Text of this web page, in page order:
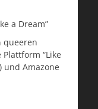
a Dream”
queeren
“Like
und Amazone